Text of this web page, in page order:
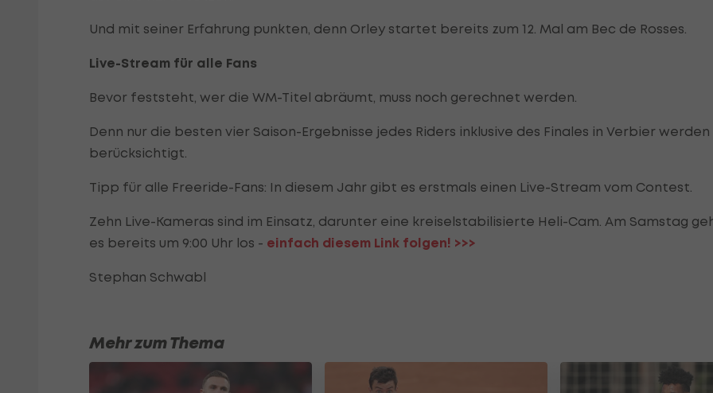
Und mit seiner Erfahrung punkten, denn Orley startet bereits zum 12. Mal am Bec de Rosses.
Live-Stream für alle Fans
Bevor feststeht, wer die WM-Titel abräumt, muss noch gerechnet werden.
Denn nur die besten vier Saison-Ergebnisse jedes Riders inklusive des Finales in Verbier werden
berücksichtigt.
Tipp für alle Freeride-Fans: In diesem Jahr gibt es erstmals einen Live-Stream vom Contest.
Zehn Live-Kameras sind im Einsatz, darunter eine kreiselstabilisierte Heli-Cam. Am Samstag
es bereits um 9:00 Uhr los - einfach diesem Link folgen! >>>
Stephan Schwabl
Mehr zum Thema